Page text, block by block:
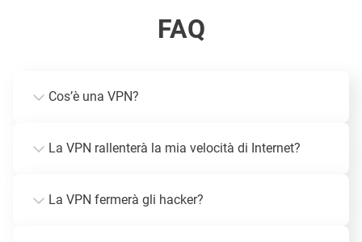
FAQ
Cos’è una VPN?
La VPN rallenterà la mia velocità di Internet?
La VPN fermerà gli hacker?